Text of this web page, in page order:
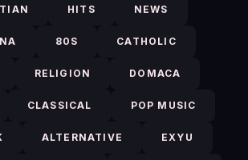
HITS NEWS
80S CATHOLIC
RELIGION DOMACA
CLASSICAL POP MUSIC
ALTERNATIVE EXYU